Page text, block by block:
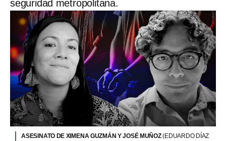
seguridad metropolitana.
ASESINATO DE XIMENA GUZMÁN Y JOSÉ MUÑOZ(EDUARDO DÍAZ